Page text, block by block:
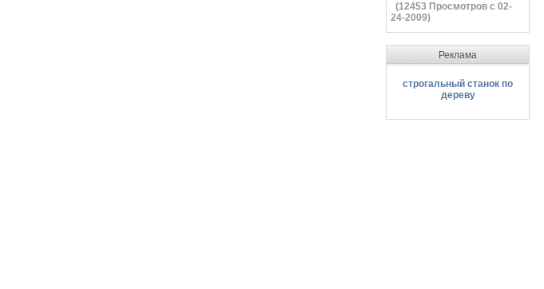
(12453 Просмотров с 02-
24-2009)
Реклама
строгальный станок по
дереву